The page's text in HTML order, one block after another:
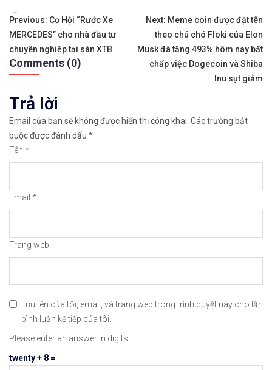
✨🏆Đầ𝐮 𝐭ư 𝐯à 𝐋ướ𝐭 𝐬ó𝐧𝐠 𝐜á𝐜 𝐜ổ 𝐩𝐡𝐢ế𝐮 𝐭𝐫ê𝐧 𝐭𝐡ị 𝐭𝐫ườ𝐧𝐠
✅𝘔ở 𝘵à𝘪 𝘬𝘩𝘰ả𝘯 𝘵𝘳ê𝘯 𝘴à𝘯 𝘌𝘹𝘯𝘦𝘴𝘴 𝘜𝘺 𝘛í𝘯 𝘷à 𝘱𝘩ù
👉Sàn hỗ trợ giao dịch hơn 100+ cổ phiếu nổi
👉Thuộc top 3 sàn nổi tiếng thế giới, được nhiều
👉Xem hướng dẫn đầy đủ tại: https://
👉Xem cách Nạp/Rút tiền từ sàn ICMarkets dễ
👉Xem cách Đặt Lệnh, Đóng Lệnh và CopyTrade
#icmarkets #exness #taichinh #dautu #chungkhoan
Tags:
Điều
hướng
bài
viết
Previous: Cơ Hội “Rước Xe
MERCEDES” cho nhà đầu tư
chuyên nghiệp tại sàn XTB
Next: Meme coin được đặt tên
theo chú chó Floki của Elon
Musk đã tăng 493% hôm nay bất
chấp việc Dogecoin và Shiba
Inu sụt giảm
Comments (0)
Trả lời
Email của bạn sẽ không được hiển thị công khai. Các trường bắt
buộc được đánh dấu *
Tên *
Email *
Trang web
Lưu tên của tôi, email, và trang web trong trình duyệt này cho lần
bình luận kế tiếp của tôi.
Please enter an answer in digits:
twenty + 8 =